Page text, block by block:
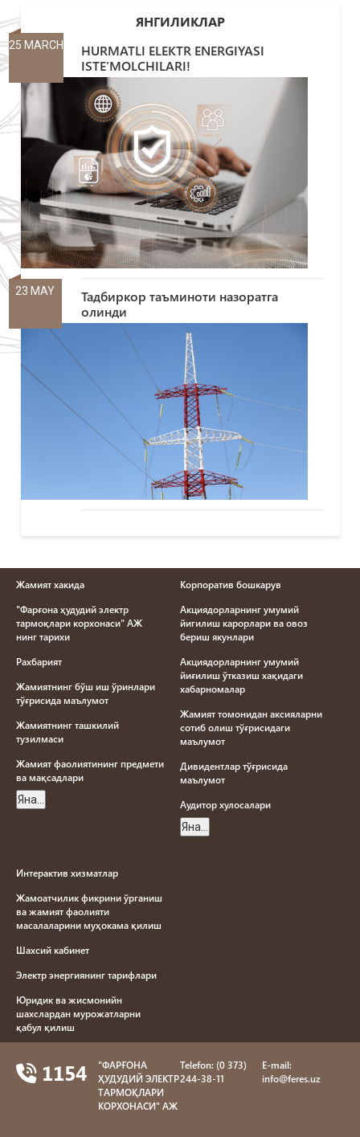
ЯНГИЛИКЛАР
25 MARCH
HURMATLI ELEKTR ENERGIYASI
ISTE’MOLCHILARI!
23 MAY
Тадбиркор таъминоти назоратга
олинди
Жамият хакида
"Фарғона ҳудудий электр
тармоқлари корхонаси" АЖ
нинг тарихи
Рахбарият
Жамиятнинг бўш иш ўринлари
тўғрисида маълумот
Жамиятнинг ташкилий
тузилмаси
Жамият фаолиятининг предмети
ва мақсадлари
Яна...
Корпоратив бошкарув
Акциядорларнинг умумий
йигилиш карорлари ва овоз
бериш якунлари
Акциядорларнинг умумий
йиғилиш ўтказиш хақидаги
хабарномалар
Жамият томонидан аксияларни
сотиб олиш тўғрисидаги
маълумот
Дивидентлар тўғрисида
маълумот
Aудитор хулосалари
Яна...
Интерактив хизматлар
Жамоатчилик фикрини ўрганиш
ва жамият фаолияти
масалаларини муҳокама қилиш
Шахсий кабинет
Электр энергиянинг тарифлари
Юридик ва жисмонийн
шахслардан мурожатларни
қабул қилиш
бериш намунавий шартномаси
1154
"ФAРҒОНA
ҲУДУДИЙ ЭЛЕКТР
ТAРМОҚЛAРИ
КОРХОНAСИ" AЖ
Telefon: (0 373)
244-38-11
E-mail:
info@feres.uz